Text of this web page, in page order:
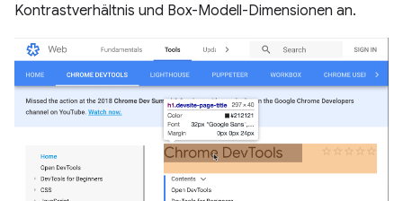
Kontrastverhältnis und Box-Modell-Dimensionen an.